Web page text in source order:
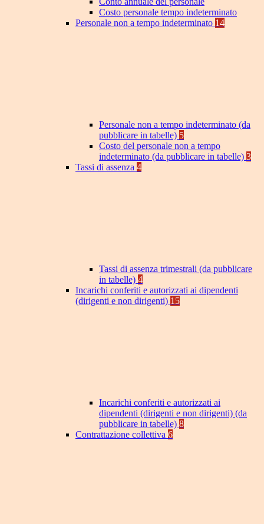
Costo personale tempo indeterminato
Personale non a tempo indeterminato 14
Personale non a tempo indeterminato (da
pubblicare in tabelle) 5
Costo del personale non a tempo
indeterminato (da pubblicare in tabelle) 3
Tassi di assenza 4
Tassi di assenza trimestrali (da pubblicare
in tabelle) 4
Incarichi conferiti e autorizzati ai dipendenti
(dirigenti e non dirigenti) 15
Incarichi conferiti e autorizzati ai
dipendenti (dirigenti e non dirigenti) (da
pubblicare in tabelle) 8
Contrattazione collettiva 6